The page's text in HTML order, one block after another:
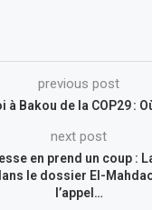
previous post
à Bakou de la COP29 :
next post
en prend un coup :
le dossier El-
l’appel…